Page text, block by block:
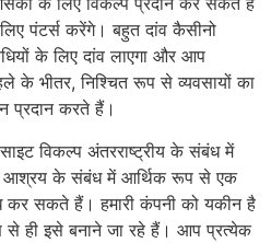
पंटर्स करेंगे। बहुत दांव कैसीनो
के लिए दांव लाएगा और आप
के भीतर, निश्चित रूप से व्यवसायों का
प्रदान करते हैं।
विकल्प अंतरराष्ट्रीय के संबंध में
आश्रय के संबंध में आर्थिक रूप से एक
कर सकते हैं। हमारी कंपनी को यकीन है
ही इसे बनाने जा रहे हैं। आप प्रत्येक